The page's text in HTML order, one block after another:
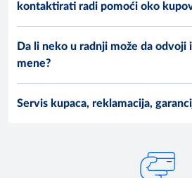
kontaktirati radi pomoći oko
Da li neko u radnji može da odvoji
mene?
Servis kupaca, reklamacija,